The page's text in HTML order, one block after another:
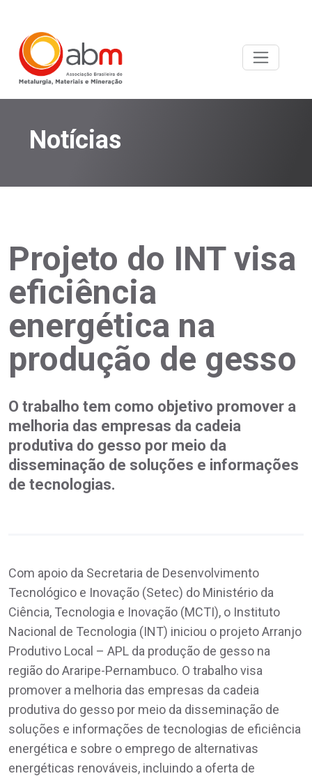
Notícias
Projeto do INT visa
eficiência
energética na
produção de gesso
O trabalho tem como objetivo promover a
melhoria das empresas da cadeia
produtiva do gesso por meio da
disseminação de soluções e informações
de tecnologias.
Com apoio da Secretaria de Desenvolvimento
Tecnológico e Inovação (Setec) do Ministério da
Ciência, Tecnologia e Inovação (MCTI), o Instituto
Nacional de Tecnologia (INT) iniciou o projeto Arranjo
Produtivo Local – APL da produção de gesso na
região do Araripe-Pernambuco. O trabalho visa
promover a melhoria das empresas da cadeia
produtiva do gesso por meio da disseminação de
soluções e informações de tecnologias de eficiência
energética e sobre o emprego de alternativas
energéticas renováveis, incluindo a oferta de